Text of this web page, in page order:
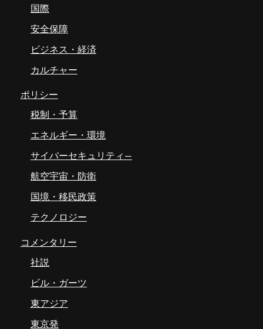
国際
安全保障
ビジネス・経済
カルチャー
ポリシー
税制・予算
エネルギー・環境
サイバーセキュリティ―
航空宇宙・防衛
国境・移民政策
テクノロジー
コメンタリー
社説
ビル・ガーツ
東アジア
東京発